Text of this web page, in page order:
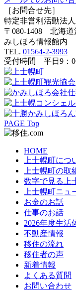
［お問合せ先］
特定非営利活動法人
〒080-1408 北海
みしほろ情報館内
TEL. 01564-2-3993
受付時間 平日9：
PAGE Top
HOME
上士幌町につ
上士幌町の取
数字で見る上
上士幌町ニュ
お金のお話
仕事のお話
2026年度生活
不動産情報
移住の流れ
移住者の声
新着情報
よくある質問
お問い合わせ